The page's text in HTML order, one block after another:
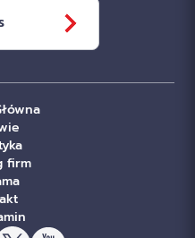
firm